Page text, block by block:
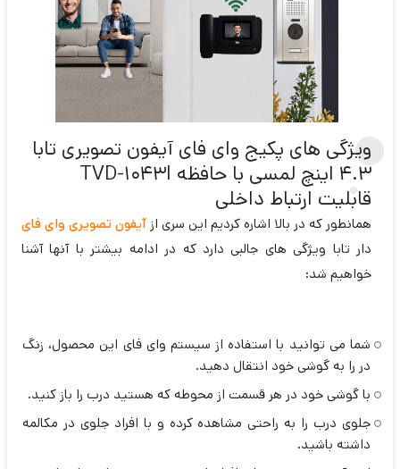
ویژگی های پکیج وای فای آیفون تصویری تابا
4.3 اینچ لمسی با حافظه TVD-1043I
قابلیت ارتباط داخلی
همانطور که در بالا اشاره کردیم این سری از آیفون تصویری وای فای
دار تابا ویژگی های جالبی دارد که در ادامه بیشتر با آنها آشنا
خواهیم شد:
شما می توانید با استفاده از سیستم وای فای این محصول، زنگ
در را به گوشی خود انتقال دهید.
با گوشی خود در هر قسمت از محوطه که هستید درب را باز کنید.
جلوی درب را به راحتی مشاهده کرده و با افراد جلوی در مکالمه
داشته باشید.